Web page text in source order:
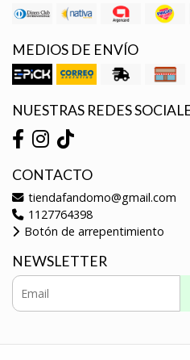
MEDIOS DE ENVÍO
NUESTRAS REDES
CONTACTO
tiendafandomo@gmail.com
1127764398
Botón de arrepentimiento
NEWSLETTER